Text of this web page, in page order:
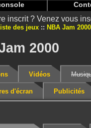
inscrit ? Venez vous
des jeux NBA Jam 2000
2000
Vidéos
d'écran Publicités